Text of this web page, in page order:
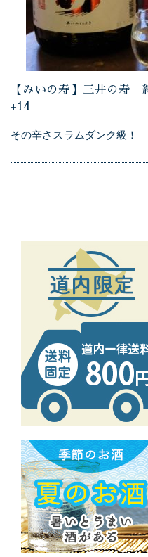
【みいの寿】三井の
+14
その辛さスラムダンク級！